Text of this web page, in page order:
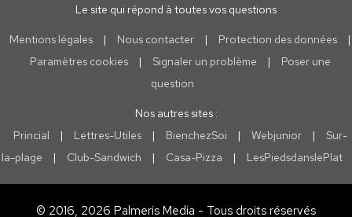
Le site qui répond à toutes vos questions
Mentions légales | Nous contacter | Protection des données
|
Paramètres cookies
| Signaler un problème |
Poser une
question
Nos autres sites :
Princial
| Lettres-Utiles | BienchezSoi | Webjunior |
Sur-
la-plage
| Club-Sandwich | Casa-Pizza | LesPiedsdanslePlat
© 2016, 2026 Palmeris Media - Tous droits réservés